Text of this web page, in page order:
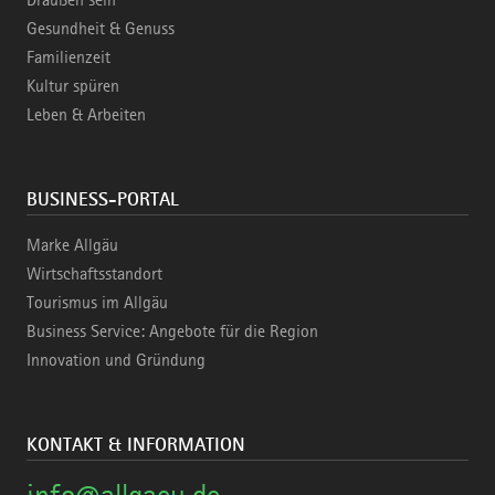
Gesundheit & Genuss
Familienzeit
Kultur spüren
Leben & Arbeiten
BUSINESS-PORTAL
Marke Allgäu
Wirtschaftsstandort
Tourismus im Allgäu
Business Service: Angebote für die Region
Innovation und Gründung
KONTAKT & INFORMATION